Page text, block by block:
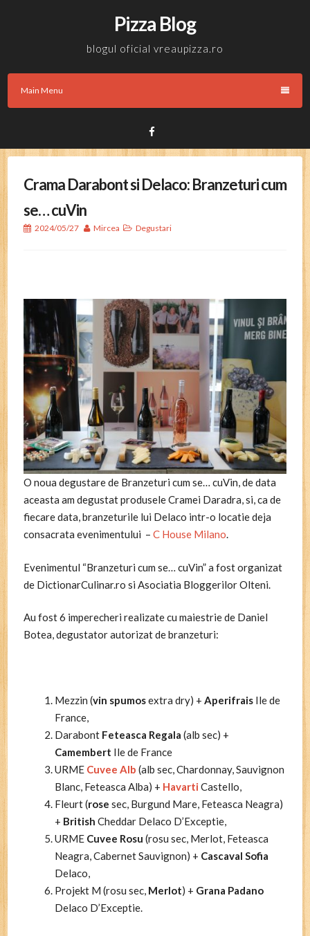
Pizza Blog
blogul oficial vreaupizza.ro
Main Menu
Crama Darabont si Delaco: Branzeturi cum
se… cuVin
2024/05/27 Mircea Degustari
O noua degustare de Branzeturi cum se… cuVin, de data
aceasta am degustat produsele Cramei Daradra, si, ca de
fiecare data, branzeturile lui Delaco intr-o locatie deja
consacrata evenimentului – C House Milano.
Evenimentul “Branzeturi cum se… cuVin” a fost organizat
de DictionarCulinar.ro si Asociatia Bloggerilor Olteni.
Au fost 6 imperecheri realizate cu maiestrie de Daniel
Botea, degustator autorizat de branzeturi:
Mezzin (vin spumosextra dry) + AperifraisIle de
France,
Darabont Feteasca Regala (alb sec) +
Camembert Ile de France
URME Cuvee Alb (alb sec, Chardonnay, Sauvignon
Blanc, Feteasca Alba) + Havarti Castello,
Fleurt (rose sec, Burgund Mare, Feteasca Neagra)
+ British Cheddar Delaco D’Exceptie,
URME Cuvee Rosu (rosu sec, Merlot, Feteasca
Neagra, Cabernet Sauvignon) + Cascaval Sofia
Delaco,
Projekt M (rosu sec, Merlot) + Grana Padano
Delaco D’Exceptie.